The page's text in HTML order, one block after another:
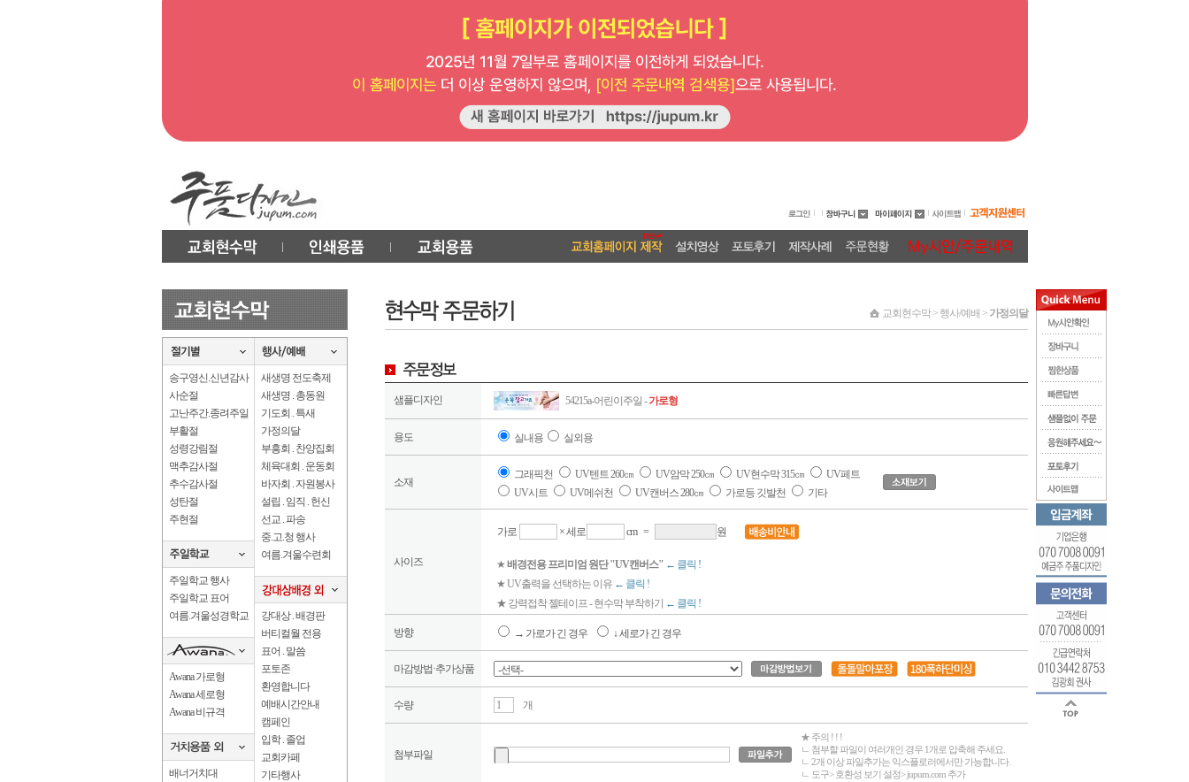
송구영신.신년감사
사순절
고난주간.종려주일
부활절
성령강림절
맥추감사절
추수감사절
성탄절
주현절
주일학교 행사
주일학교 표어
여름.겨울성경학교
Awana 가로형
Awana 세로형
Awana 비규격
배너거치대
새생명 전도축제
새생명 . 총동원
기도회 . 특새
가정의달
부흥회 . 찬양집회
체육대회 . 운동회
바자회 . 자원봉사
설립 . 임직 . 헌신
선교 . 파송
중.고.청 행사
여름.겨울수련회
강대상 . 배경판
버티컬월 전용
표어 . 말씀
포토존
환영합니다
예배시간안내
캠페인
입학 . 졸업
교회카페
기타행사
교회현수막 > 행사/예배 > 가정의달
샘플디자인 54215a-어린이주일 -가로형
용도 실내용 실외용
소재
그래픽천 UV텐트 260㎝ UV암막 250㎝ UV현수막 315㎝
UV페트
UV시트
UV메쉬천 UV캔버스 280㎝ 가로등 깃발천 기타
사이즈
가로 × 세로 cm = 원
★배경전용 프리미엄 원단 "UV캔버스" ← 클릭 !
★ UV출력을 선택하는 이유 ← 클릭 !
★ 강력접착 젤테이프 - 현수막 부착하기 ← 클릭 !
방향 → 가로가 긴 경우 ↓ 세로가 긴 경우
마감방법·추가상품
수량 개
첨부파일
★ 주의 ! ! !
ㄴ 첨부할 파일이 여러개인 경우 1개로 압축해 주세요.
ㄴ 2개 이상 파일추가는 익스플로러에서만 가능합니다.
ㄴ 도구> 호환성 보기 설정> jupum.com 추가